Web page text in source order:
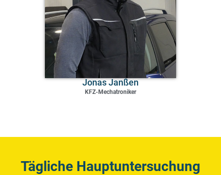
Jonas Janßen
KFZ-Mechatroniker
Tägliche Hauptuntersuchung